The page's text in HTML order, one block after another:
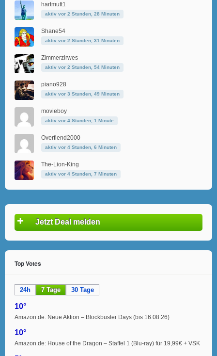
hartmutt1
aktiv vor 2 Stunden, 28 Minuten
Shane54
aktiv vor 2 Stunden, 31 Minuten
Zimmerzirwes
aktiv vor 2 Stunden, 54 Minuten
piano928
aktiv vor 3 Stunden, 49 Minuten
movieboy
aktiv vor 4 Stunden, 1 Minute
Overfiend2000
aktiv vor 4 Stunden, 6 Minuten
The-Lion-King
aktiv vor 4 Stunden, 7 Minuten
+ Jetzt Deal melden
Top Votes
24h 7 Tage 30 Tage
10°
Amazon.de: Neue Aktion – Blockbuster Days (bis 16.08.26)
10°
Amazon.de: House of the Dragon – Staffel 1 (Blu-ray) für 19,99€ + VSK